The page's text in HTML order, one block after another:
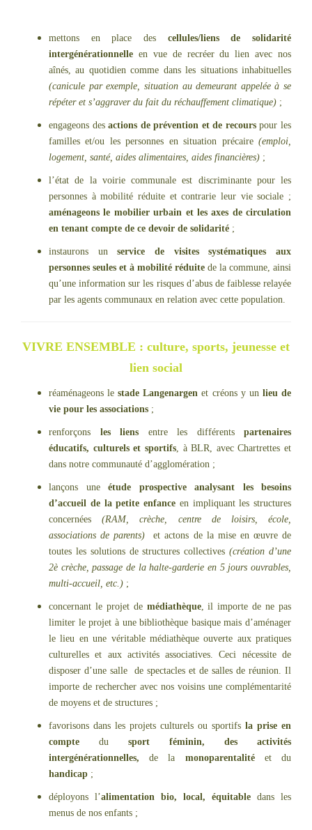
mettons en place des cellules/liens de solidarité
intergénérationnelle en vue de recréer du lien avec nos
aînés, au quotidien comme dans les situations inhabituelles
(canicule par exemple, situation au demeurant appelée à se
répéter et s’aggraver du fait du réchauffement climatique) ;
engageons desactions de prévention et de recourspour les
familles et/ou les personnes en situation précaire (emploi,
logement, santé, aides alimentaires, aides financières) ;
l’état de la voirie communale est discriminante pour les
personnes à mobilité réduite et contrarie leur vie sociale ;
aménageons le mobilier urbain et les axes de circulation
en tenant compte de ce devoir de solidarité ;
instaurons unservice de visites systématiques aux
personnes seules et à mobilité réduite de la commune, ainsi
qu’une information sur les risques d’abus de faiblesse relayée
par les agents communaux en relation avec cette population.
VIVRE ENSEMBLE : culture, sports, jeunesse et
lien social
réaménageons lestade Langenargenet créons y un lieu de
vie pour les associations ;
renforçons les liens entre les différentspartenaires
éducatifs, culturels et sportifs, à BLR, avec Chartrettes et
dans notre communauté d’agglomération ;
lançons une étude prospective analysant les besoins
d’accueil de la petite enfance en impliquant les structures
concernées(RAM, crèche, centre de loisirs, école,
associations de parents)
et actons de la mise en œuvre de
toutes les solutions de structures collectives(création d’une
2è crèche, passage de la halte-garderie en 5 jours ouvrables,
multi-accueil, etc.) ;
concernant le projet de médiathèque, il importe de ne pas
limiter le projet à une bibliothèque basique mais d’aménager
le lieu en une véritable médiathèque ouverte aux pratiques
culturelles et aux activités associatives. Ceci nécessite de
disposer d’une salle de spectacles et de salles de réunion. Il
importe de rechercher avec nos voisins une complémentarité
de moyens et de structures ;
favorisons dans les projets culturels ou sportifs la prise en
compte du sport féminin, des activités
intergénérationnelles,de la monoparentalité et du
handicap ;
déployons l’alimentation bio, local, équitable dans les
menus de nos enfants ;